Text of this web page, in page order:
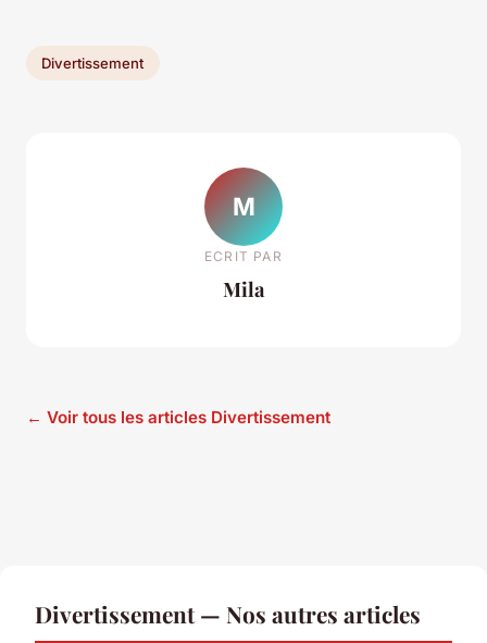
Divertissement
M
ECRIT PAR
Mila
← Voir tous les articles Divertissement
Divertissement — Nos autres articles